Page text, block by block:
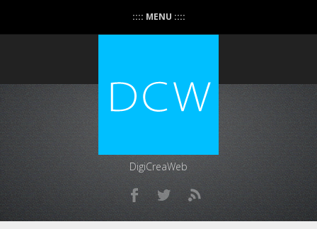
:::: MENU ::::
DigiCreaWeb